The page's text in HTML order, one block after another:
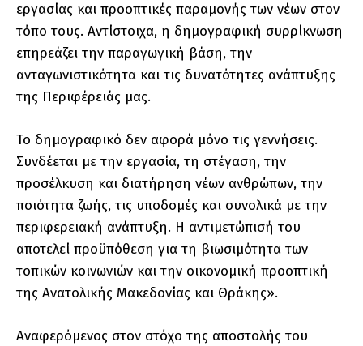
εργασίας και προοπτικές παραμονής των νέων στον
τόπο τους. Αντίστοιχα, η δημογραφική συρρίκνωση
επηρεάζει την παραγωγική βάση, την
ανταγωνιστικότητα και τις δυνατότητες ανάπτυξης
της Περιφέρειάς μας.
Το δημογραφικό δεν αφορά μόνο τις γεννήσεις.
Συνδέεται με την εργασία, τη στέγαση, την
προσέλκυση και διατήρηση νέων ανθρώπων, την
ποιότητα ζωής, τις υποδομές και συνολικά με την
περιφερειακή ανάπτυξη. Η αντιμετώπισή του
αποτελεί προϋπόθεση για τη βιωσιμότητα των
τοπικών κοινωνιών και την οικονομική προοπτική
της Ανατολικής Μακεδονίας και Θράκης».
Αναφερόμενος στον στόχο της αποστολής του